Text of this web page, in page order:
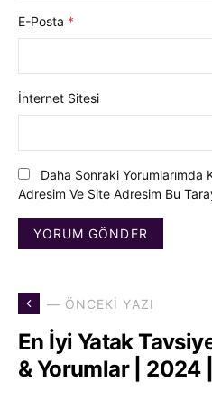
E-Posta *
İnternet Sitesi
Daha Sonraki Yorumlarımda
Adresim Ve Site Adresim Bu
— ÖNCEKI YAZI
En İyi Yatak
& Yorumlar | 2024 |